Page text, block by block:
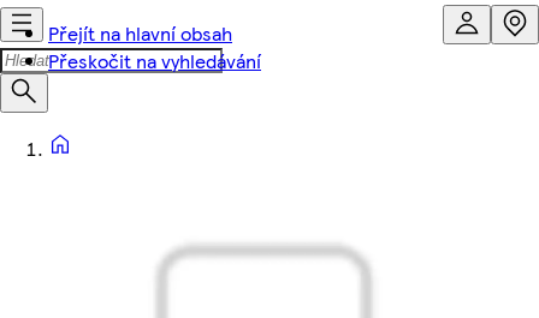
Přejít na hlavní obsah
Přeskočit na vyhledávání